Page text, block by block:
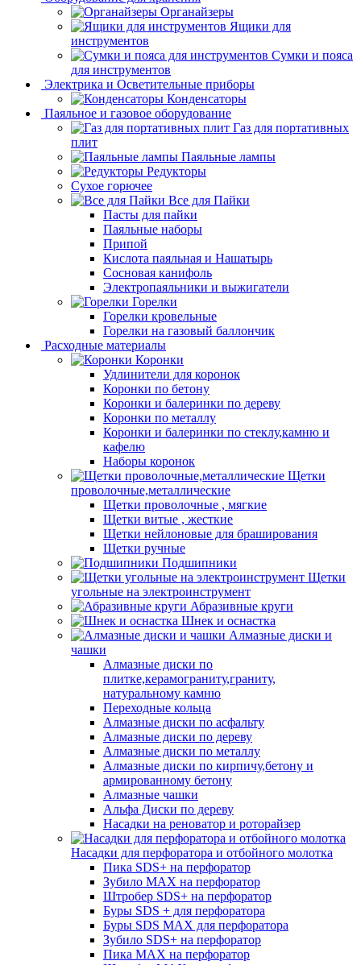
Органайзеры
Ящики для
инструментов
Сумки и пояса
для инструментов
Электрика и Осветительные приборы
Конденсаторы
Паяльное и газовое оборудование
Газ для портативных
плит
Паяльные лампы
Редукторы
Сухое горючее
Все для Пайки
Пасты для пайки
Паяльные наборы
Припой
Кислота паяльная и Нашатырь
Сосновая канифоль
Электропаяльники и выжигатели
Горелки
Горелки кровельные
Горелки на газовый баллончик
Расходные материалы
Коронки
Удлинители для коронок
Коронки по бетону
Коронки и балеринки по дереву
Коронки по металлу
Коронки и балеринки по стеклу,камню и
кафелю
Наборы коронок
Щетки
проволочные,металлические
Щетки проволочные , мягкие
Щетки витые , жесткие
Щетки нейлоновые для браширования
Щетки ручные
Подшипники
Щетки
угольные на электроинструмент
Абразивные круги
Шнек и оснастка
Алмазные диски и
чашки
Алмазные диски по
плитке,керамограниту,граниту,
натуральному камню
Переходные кольца
Алмазные диски по асфальту
Алмазные диски по дереву
Алмазные диски по металлу
Алмазные диски по кирпичу,бетону и
армированному бетону
Алмазные чашки
Альфа Диски по дереву
Насадки на реноватор и роторайзер
Насадки для перфоратора и отбойного молотка
Пика SDS+ на перфоратор
Зубило MAX на перфоратор
Штробер SDS+ на перфоратор
Буры SDS + для перфоратора
Буры SDS MAX для перфоратора
Зубило SDS+ на перфоратор
Пика MAX на перфоратор